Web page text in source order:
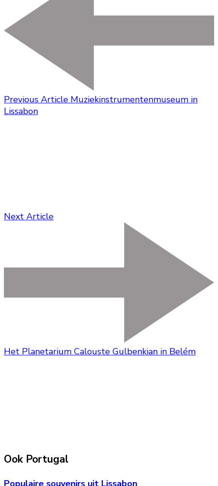
Previous Article Muziekinstrumentenmuseum in
Lissabon
Next Article
Het Planetarium Calouste Gulbenkian in Belém
Ook Portugal
Populaire souvenirs uit Lissabon